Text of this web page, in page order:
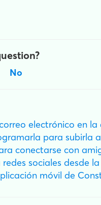
No
electrónico en
para subirla
conectarse con
sociales desde
móvil de